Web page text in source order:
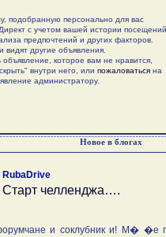
подобранную персонально для вас
с учетом вашей истории посещений
предпочтений и других факторов.
видят другие объявления.
которое вам не нравится,
внутри него, или пожаловаться на
администратору.
Новое в блогах
RubaDrive
Старт челленджа….
и соклубник и! М� �е